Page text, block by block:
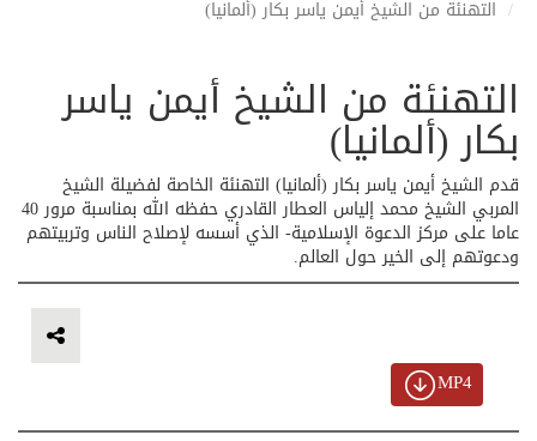
التهنئة من الشيخ أيمن ياسر بكار (ألمانيا)
التهنئة من الشيخ أيمن ياسر
بكار (ألمانيا)
قدم الشيخ أيمن ياسر بكار (ألمانيا) التهنئة الخاصة لفضيلة الشيخ
المربي الشيخ محمد إلياس العطار القادري حفظه الله بمناسبة مرور 40
عاما على مركز الدعوة الإسلامية- الذي أسسه لإصلاح الناس وتربيتهم
ودعوتهم إلى الخير حول العالم.
MP4